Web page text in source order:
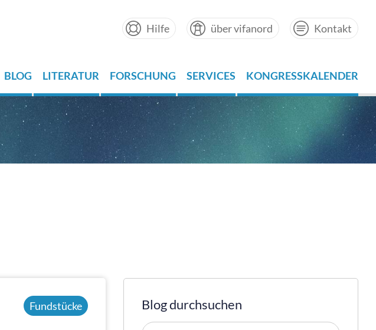
Hilfe über vifanord Kontakt
BLOG LITERATUR FORSCHUNG SERVICES KONGRESSKALENDER
Fundstücke Blog durchsuchen